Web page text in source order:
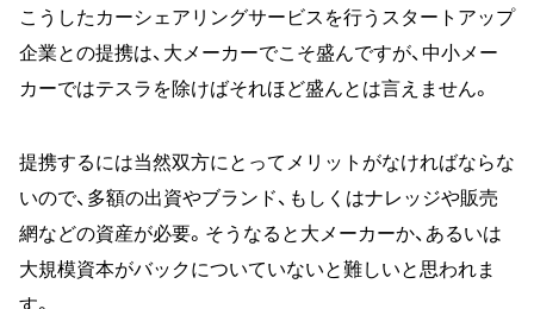
こうしたカーシェアリングサービスを行うスタートアップ
企業との提携は、大メーカーでこそ盛んですが、中小メー
カーではテスラを除けばそれほど盛んとは言えません。
提携するには当然双方にとってメリットがなければならな
いので、多額の出資やブランド、もしくはナレッジや販売
網などの資産が必要。そうなると大メーカーか、あるいは
大規模資本がバックについていないと難しいと思われま
す。